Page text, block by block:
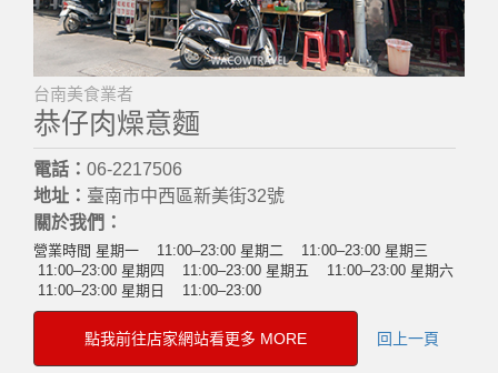
台南美食業者
恭仔肉燥意麵
電話： 06-2217506
地址： 臺南市中西區新美街32號
關於我們：
營業時間 星期一 11:00–23:00 星期二 11:00–23:00 星期三
11:00–23:00 星期四 11:00–23:00 星期五 11:00–23:00 星期六
11:00–23:00 星期日 11:00–23:00
點我前往店家網站看更多 MORE 回上一頁